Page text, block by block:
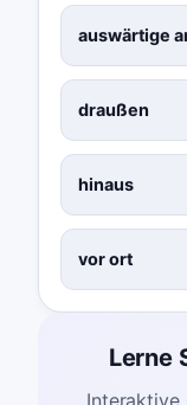
auswärtige
draußen
hinaus
vor ort
Lerne